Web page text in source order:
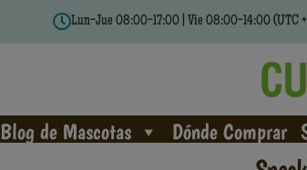
Lun-Jue 08:00-17:00 | Vie 08:00-14:00 (UTC
Blog de Mascotas Dónde Comprar